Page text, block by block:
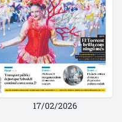
17/02/2026